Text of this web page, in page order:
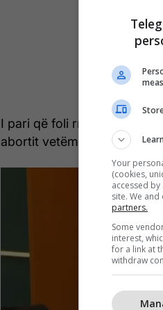
I pari që foli rreth kësaj
abortit vetëm në rastet kur
Your
(cookies,
accessed
site. We
partners.
Some
interest,
for a link at
withdraw